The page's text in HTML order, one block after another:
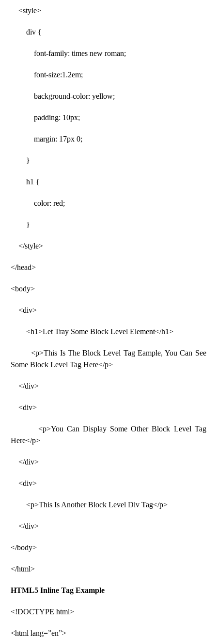
<style>
div {
font-family: times new roman;
font-size:1.2em;
background-color: yellow;
padding: 10px;
margin: 17px 0;
}
h1 {
color: red;
}
</style>
</head>
<body>
<div>
<h1>Let Tray Some Block Level Element</h1>
<p>This Is The Block Level Tag Eample, You Can See
Some Block Level Tag Here</p>
</div>
<div>
<p>You Can Display Some Other Block Level Tag
Here</p>
</div>
<div>
<p>This Is Another Block Level Div Tag</p>
</div>
</body>
</html>
HTML5 Inline Tag Example
<!DOCTYPE html>
<html lang=”en”>